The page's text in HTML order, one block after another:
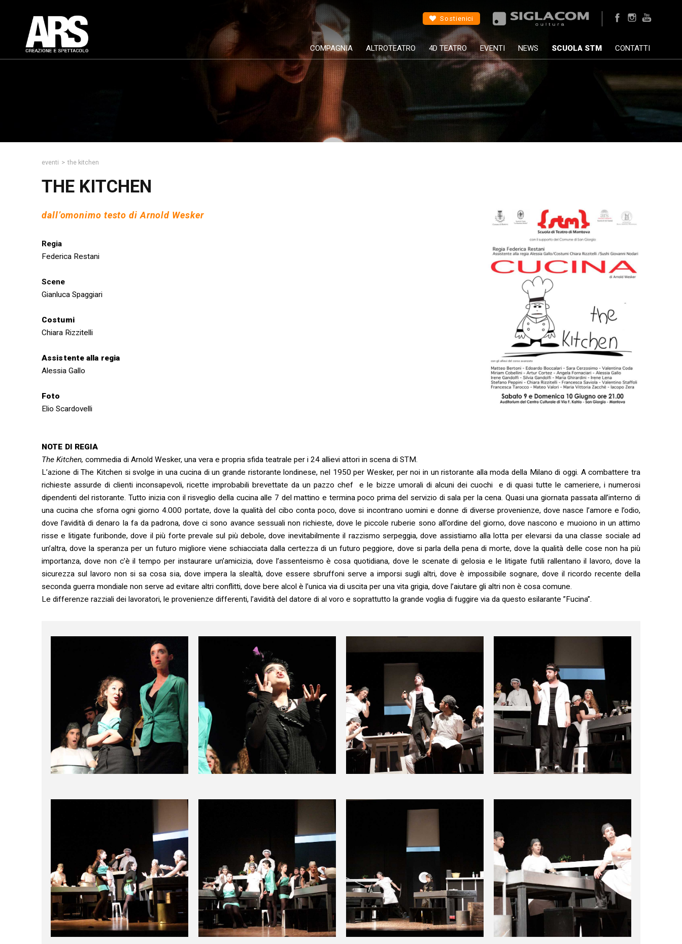
Sostienici
COMPAGNIA ALTROTEATRO 4D TEATRO EVENTI NEWS SCUOLA STM CONTATTI
eventi > the kitchen
THE KITCHEN
dall’omonimo testo di Arnold Wesker
Regia
Federica Restani
Scene
Gianluca Spaggiari
Costumi
Chiara Rizzitelli
Assistente alla regia
Alessia Gallo
Foto
Elio Scardovelli
NOTE DI REGIA
The Kitchen, commedia di Arnold Wesker, una vera e propria sfida teatrale per i 24 allievi attori in scena di STM.
L’azione di The Kitchen si svolge in una cucina di un grande ristorante londinese, nel 1950 per Wesker, per noi in un ristorante alla moda della Milano di oggi. A combattere tra
richieste assurde di clienti inconsapevoli, ricette improbabili brevettate da un pazzo chef e le bizze umorali di alcuni dei cuochi e di quasi tutte le cameriere, i numerosi
dipendenti del ristorante. Tutto inizia con il risveglio della cucina alle 7 del mattino e termina poco prima del servizio di sala per la cena. Quasi una giornata passata all’interno di
una cucina che sforna ogni giorno 4.000 portate, dove la qualità del cibo conta poco, dove si incontrano uomini e donne di diverse provenienze, dove nasce l’amore e l’odio,
dove l’avidità di denaro la fa da padrona, dove ci sono avance sessuali non richieste, dove le piccole ruberie sono all’ordine del giorno, dove nascono e muoiono in un attimo
risse e litigate furibonde, dove il più forte prevale sul più debole, dove inevitabilmente il razzismo serpeggia, dove assistiamo alla lotta per elevarsi da una classe sociale ad
un’altra, dove la speranza per un futuro migliore viene schiacciata dalla certezza di un futuro peggiore, dove si parla della pena di morte, dove la qualità delle cose non ha più
importanza, dove non c’è il tempo per instaurare un’amicizia, dove l’assenteismo è cosa quotidiana, dove le scenate di gelosia e le litigate futili rallentano il lavoro, dove la
sicurezza sul lavoro non si sa cosa sia, dove impera la slealtà, dove essere sbruffoni serve a imporsi sugli altri, dove è impossibile sognare, dove il ricordo recente della
seconda guerra mondiale non serve ad evitare altri conflitti, dove bere alcol è l’unica via di uscita per una vita grigia, dove l’aiutare gli altri non è cosa comune.
Le differenze razziali dei lavoratori, le provenienze differenti, l’avidità del datore di al voro e soprattutto la grande voglia di fuggire via da questo esilarante ”Fucina”.